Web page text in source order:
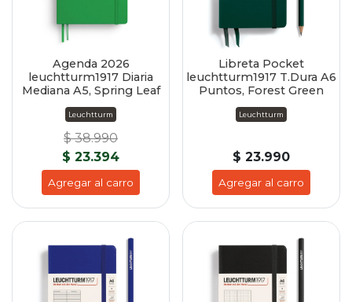
Agenda 2026
leuchtturm1917 Diaria
Mediana A5, Spring Leaf
Leuchtturm
$ 38.990
$ 23.394
Agregar al carro
Libreta Pocket
leuchtturm1917 T.Dura A6
Puntos, Forest Green
Leuchtturm
$ 23.990
Agregar al carro